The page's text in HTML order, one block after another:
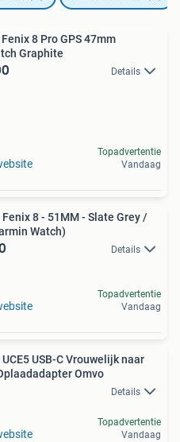
8 Pro GPS 47mm
Graphite
Details
Topadvertentie
Vandaag
8 - 51MM - Slate Grey /
Watch)
Details
Topadvertentie
Vandaag
USB-C Vrouwelijk naar
Omvo
Details
Topadvertentie
Vandaag